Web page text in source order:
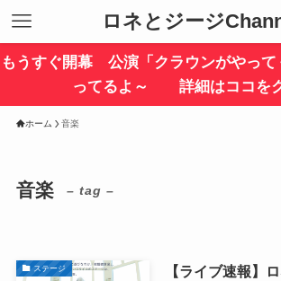
ロネとジージ
もうすぐ開幕 公演「クラウンがやって
ってるよ～ 詳細はココを
ホーム 音楽
音楽 – tag –
ステージ
【ライブ速報】